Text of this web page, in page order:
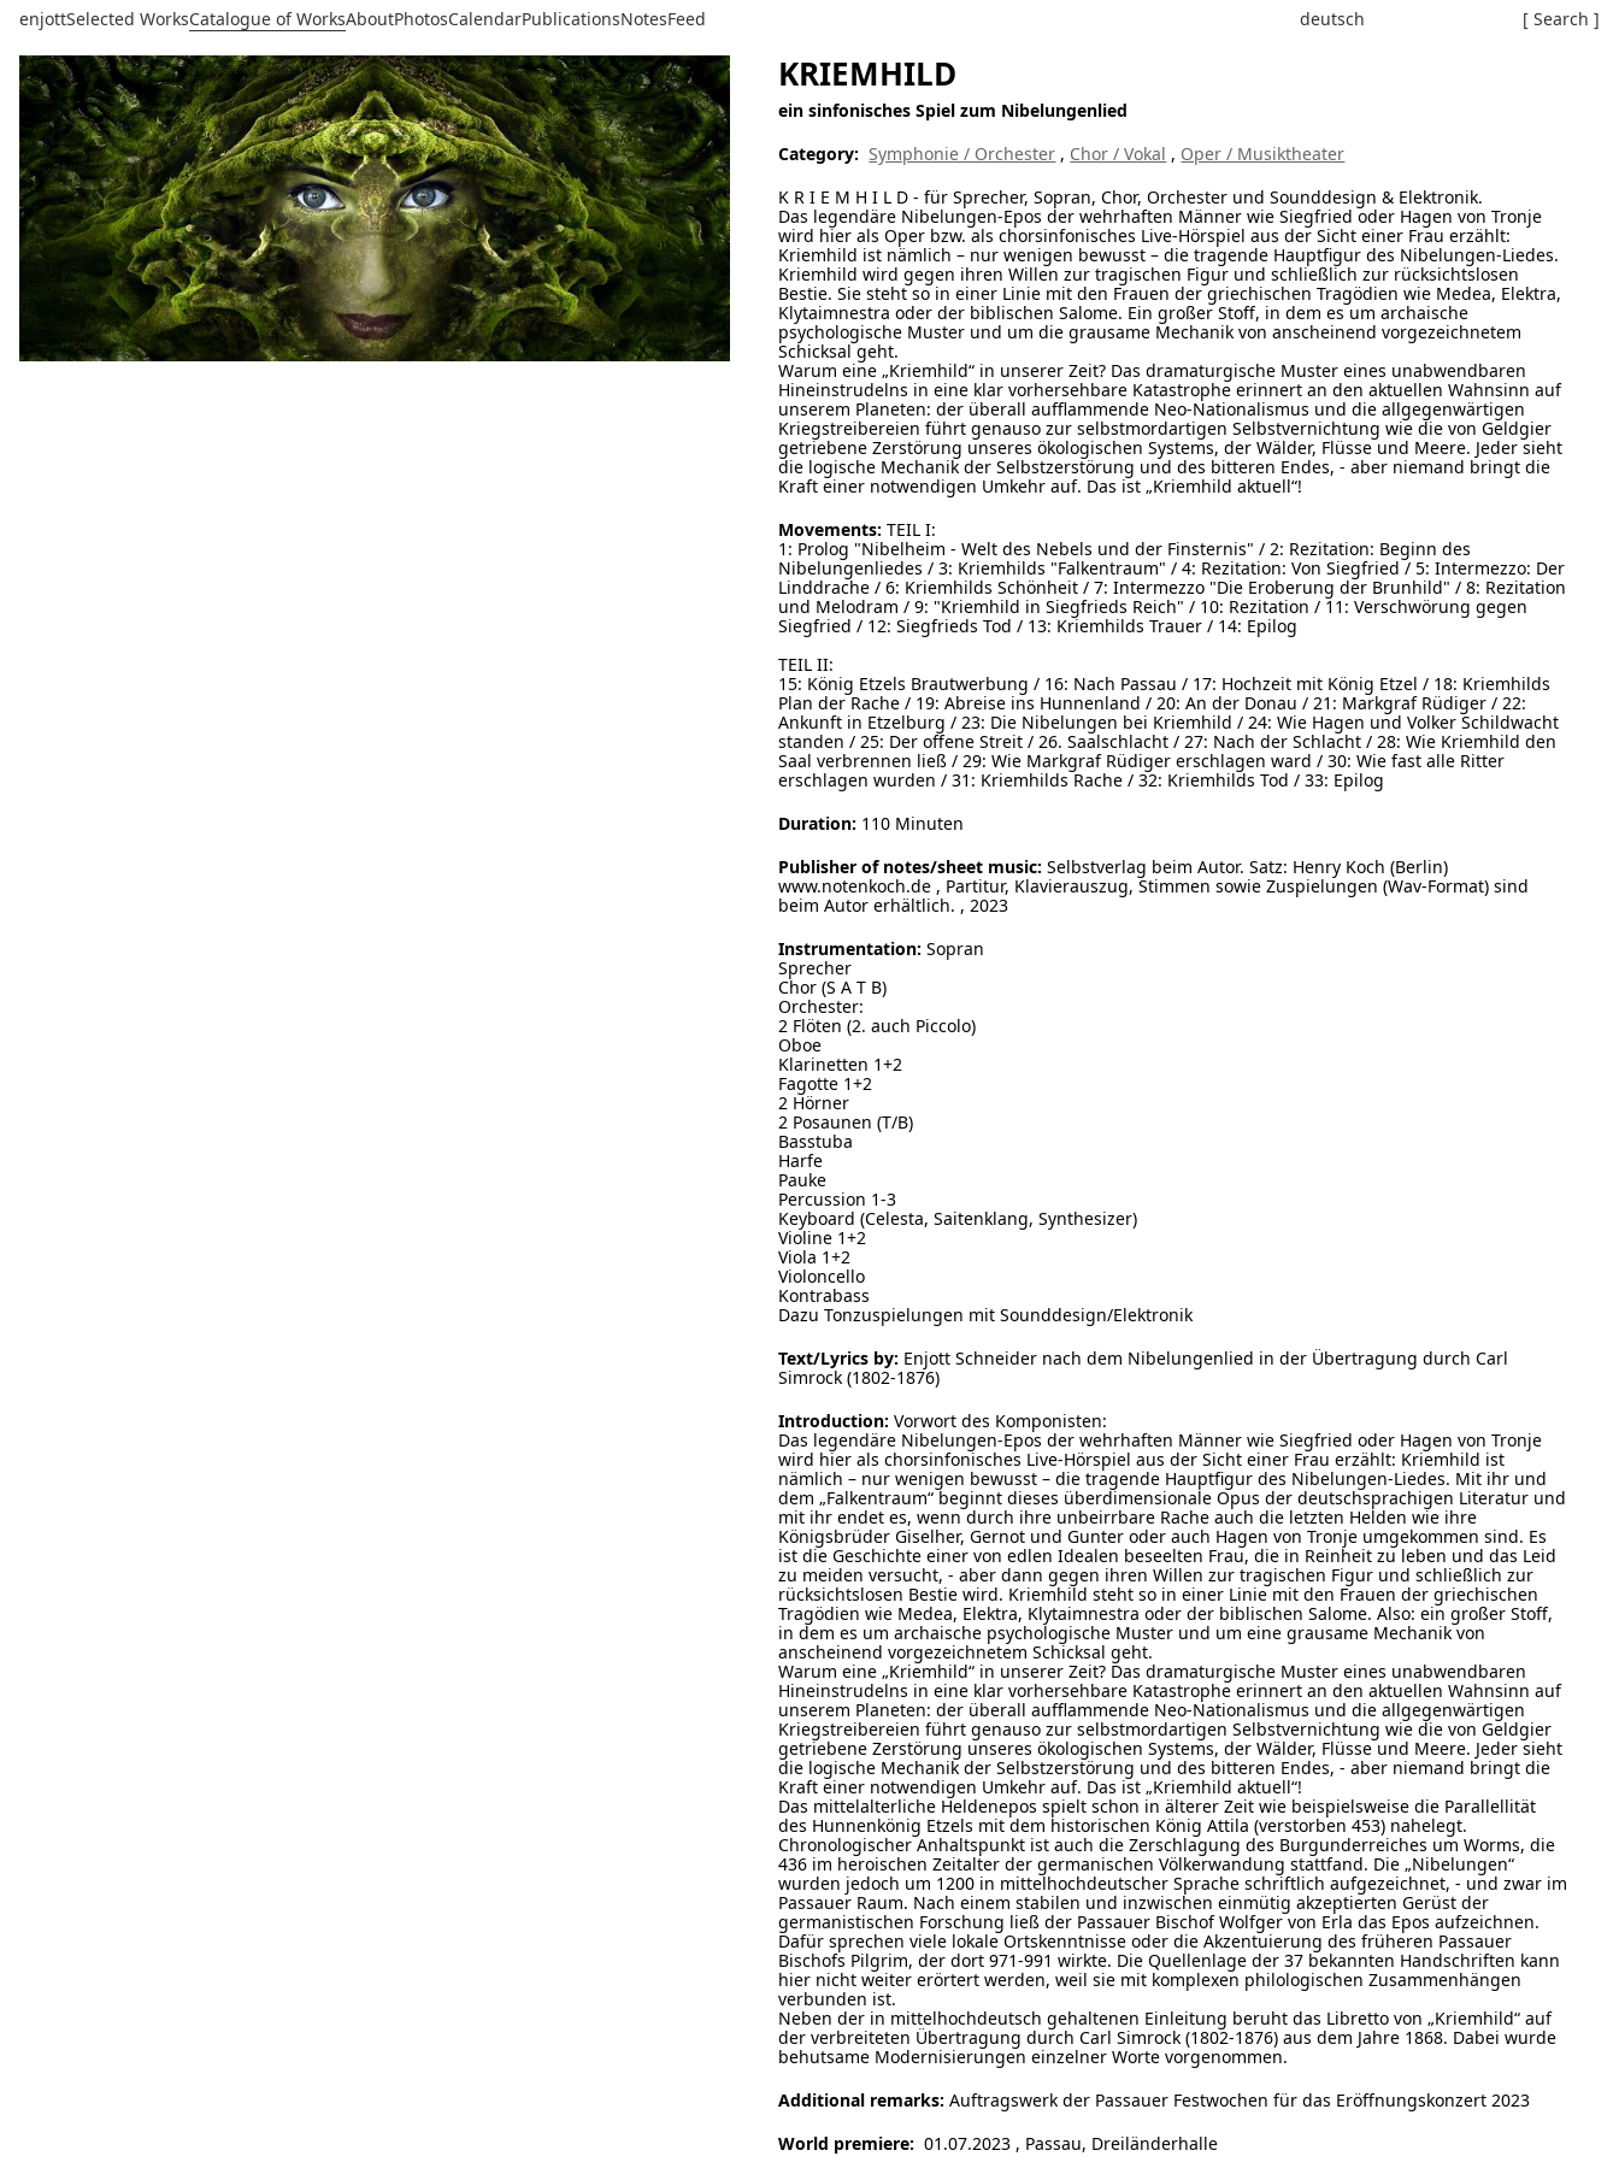
enjottSelected WorksCatalogue of WorksAboutPhotosCalendarPublicationsNotesFeed deutsch [ Search ]
KRIEMHILD
ein sinfonisches Spiel zum Nibelungenlied
Category: Symphonie / Orchester , Chor / Vokal , Oper / Musiktheater
K R I E M H I L D - für Sprecher, Sopran, Chor, Orchester und Sounddesign & Elektronik.
Das legendäre Nibelungen-Epos der wehrhaften Männer wie Siegfried oder Hagen von Tronje
wird hier als Oper bzw. als chorsinfonisches Live-Hörspiel aus der Sicht einer Frau erzählt:
Kriemhild ist nämlich – nur wenigen bewusst – die tragende Hauptfigur des Nibelungen-Liedes.
Kriemhild wird gegen ihren Willen zur tragischen Figur und schließlich zur rücksichtslosen
Bestie. Sie steht so in einer Linie mit den Frauen der griechischen Tragödien wie Medea, Elektra,
Klytaimnestra oder der biblischen Salome. Ein großer Stoff, in dem es um archaische
psychologische Muster und um die grausame Mechanik von anscheinend vorgezeichnetem
Schicksal geht.
Warum eine „Kriemhild“ in unserer Zeit? Das dramaturgische Muster eines unabwendbaren
Hineinstrudelns in eine klar vorhersehbare Katastrophe erinnert an den aktuellen Wahnsinn auf
unserem Planeten: der überall aufflammende Neo-Nationalismus und die allgegenwärtigen
Kriegstreibereien führt genauso zur selbstmordartigen Selbstvernichtung wie die von Geldgier
getriebene Zerstörung unseres ökologischen Systems, der Wälder, Flüsse und Meere. Jeder sieht
die logische Mechanik der Selbstzerstörung und des bitteren Endes, - aber niemand bringt die
Kraft einer notwendigen Umkehr auf. Das ist „Kriemhild aktuell“!
Movements: TEIL I:
1: Prolog "Nibelheim - Welt des Nebels und der Finsternis" / 2: Rezitation: Beginn des
Nibelungenliedes / 3: Kriemhilds "Falkentraum" / 4: Rezitation: Von Siegfried / 5: Intermezzo: Der
Linddrache / 6: Kriemhilds Schönheit / 7: Intermezzo "Die Eroberung der Brunhild" / 8: Rezitation
und Melodram / 9: "Kriemhild in Siegfrieds Reich" / 10: Rezitation / 11: Verschwörung gegen
Siegfried / 12: Siegfrieds Tod / 13: Kriemhilds Trauer / 14: Epilog
TEIL II:
15: König Etzels Brautwerbung / 16: Nach Passau / 17: Hochzeit mit König Etzel / 18: Kriemhilds
Plan der Rache / 19: Abreise ins Hunnenland / 20: An der Donau / 21: Markgraf Rüdiger / 22:
Ankunft in Etzelburg / 23: Die Nibelungen bei Kriemhild / 24: Wie Hagen und Volker Schildwacht
standen / 25: Der offene Streit / 26. Saalschlacht / 27: Nach der Schlacht / 28: Wie Kriemhild den
Saal verbrennen ließ / 29: Wie Markgraf Rüdiger erschlagen ward / 30: Wie fast alle Ritter
erschlagen wurden / 31: Kriemhilds Rache / 32: Kriemhilds Tod / 33: Epilog
Duration: 110 Minuten
Publisher of notes/sheet music: Selbstverlag beim Autor. Satz: Henry Koch (Berlin)
www.notenkoch.de , Partitur, Klavierauszug, Stimmen sowie Zuspielungen (Wav-Format) sind
beim Autor erhältlich. , 2023
Instrumentation: Sopran
Sprecher
Chor (S A T B)
Orchester:
2 Flöten (2. auch Piccolo)
Oboe
Klarinetten 1+2
Fagotte 1+2
2 Hörner
2 Posaunen (T/B)
Basstuba
Harfe
Pauke
Percussion 1-3
Keyboard (Celesta, Saitenklang, Synthesizer)
Violine 1+2
Viola 1+2
Violoncello
Kontrabass
Dazu Tonzuspielungen mit Sounddesign/Elektronik
Text/Lyrics by: Enjott Schneider nach dem Nibelungenlied in der Übertragung durch Carl
Simrock (1802-1876)
Introduction: Vorwort des Komponisten:
Das legendäre Nibelungen-Epos der wehrhaften Männer wie Siegfried oder Hagen von Tronje
wird hier als chorsinfonisches Live-Hörspiel aus der Sicht einer Frau erzählt: Kriemhild ist
nämlich – nur wenigen bewusst – die tragende Hauptfigur des Nibelungen-Liedes. Mit ihr und
dem „Falkentraum“ beginnt dieses überdimensionale Opus der deutschsprachigen Literatur und
mit ihr endet es, wenn durch ihre unbeirrbare Rache auch die letzten Helden wie ihre
Königsbrüder Giselher, Gernot und Gunter oder auch Hagen von Tronje umgekommen sind. Es
ist die Geschichte einer von edlen Idealen beseelten Frau, die in Reinheit zu leben und das Leid
zu meiden versucht, - aber dann gegen ihren Willen zur tragischen Figur und schließlich zur
rücksichtslosen Bestie wird. Kriemhild steht so in einer Linie mit den Frauen der griechischen
Tragödien wie Medea, Elektra, Klytaimnestra oder der biblischen Salome. Also: ein großer Stoff,
in dem es um archaische psychologische Muster und um eine grausame Mechanik von
anscheinend vorgezeichnetem Schicksal geht.
Warum eine „Kriemhild“ in unserer Zeit? Das dramaturgische Muster eines unabwendbaren
Hineinstrudelns in eine klar vorhersehbare Katastrophe erinnert an den aktuellen Wahnsinn auf
unserem Planeten: der überall aufflammende Neo-Nationalismus und die allgegenwärtigen
Kriegstreibereien führt genauso zur selbstmordartigen Selbstvernichtung wie die von Geldgier
getriebene Zerstörung unseres ökologischen Systems, der Wälder, Flüsse und Meere. Jeder sieht
die logische Mechanik der Selbstzerstörung und des bitteren Endes, - aber niemand bringt die
Kraft einer notwendigen Umkehr auf. Das ist „Kriemhild aktuell“!
Das mittelalterliche Heldenepos spielt schon in älterer Zeit wie beispielsweise die Parallellität
des Hunnenkönig Etzels mit dem historischen König Attila (verstorben 453) nahelegt.
Chronologischer Anhaltspunkt ist auch die Zerschlagung des Burgunderreiches um Worms, die
436 im heroischen Zeitalter der germanischen Völkerwandung stattfand. Die „Nibelungen“
wurden jedoch um 1200 in mittelhochdeutscher Sprache schriftlich aufgezeichnet, - und zwar im
Passauer Raum. Nach einem stabilen und inzwischen einmütig akzeptierten Gerüst der
germanistischen Forschung ließ der Passauer Bischof Wolfger von Erla das Epos aufzeichnen.
Dafür sprechen viele lokale Ortskenntnisse oder die Akzentuierung des früheren Passauer
Bischofs Pilgrim, der dort 971-991 wirkte. Die Quellenlage der 37 bekannten Handschriften kann
hier nicht weiter erörtert werden, weil sie mit komplexen philologischen Zusammenhängen
verbunden ist.
Neben der in mittelhochdeutsch gehaltenen Einleitung beruht das Libretto von „Kriemhild“ auf
der verbreiteten Übertragung durch Carl Simrock (1802-1876) aus dem Jahre 1868. Dabei wurde
behutsame Modernisierungen einzelner Worte vorgenommen.
Additional remarks: Auftragswerk der Passauer Festwochen für das Eröffnungskonzert 2023
World premiere: 01.07.2023 , Passau, Dreiländerhalle